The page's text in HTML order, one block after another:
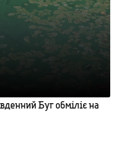
Буг обміліє на